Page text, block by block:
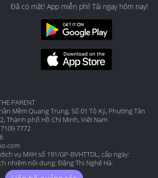
Đã có mặt! App miễn phí! Tải ngay hôm nay!
PARENT
Mềm Quang Trung, Số 01 Tô Ký, Phường Tân
Thành phố Hồ Chí Minh, Việt Nam
7772
vụ MXH số 191/GP-BVHTTDL, cấp ngày:
nhiệm nội dung: Đặng Thị Nghệ Hà.